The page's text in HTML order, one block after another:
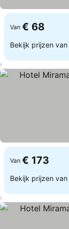
Van € 68
Bekijk prijzen van
Van € 173
Bekijk prijzen van